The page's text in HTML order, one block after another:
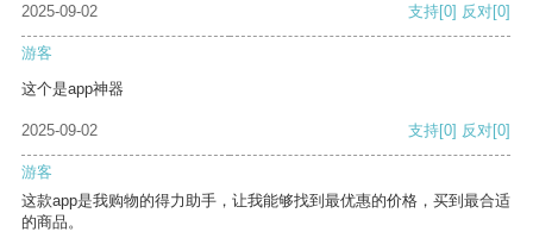
2025-09-02
支持[0] 反对[0]
游客
这个是app神器
2025-09-02 支持[0] 反对[0]
游客
这款app是我购物的得力助手，让我能够找到最优惠的价格，买到最合适
的商品。